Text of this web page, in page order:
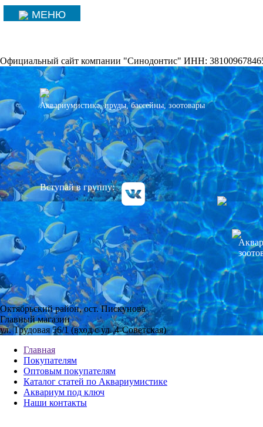
МЕНЮ
Официальный сайт компании "Синодонтис" ИНН:
Аквариумистика, пруды, бассейны, зоотовары
Вступай в группу:
Октябрьский район, ост. Пискунова
Главный магазин
ул. Трудовая 56/1 (вход с ул. 4-Советская)
Главная
Покупателям
Оптовым покупателям
Каталог статей по Аквариумистике
Аквариум под ключ
Наши контакты